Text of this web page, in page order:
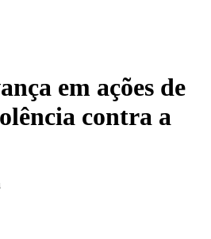
em ações de
contra a